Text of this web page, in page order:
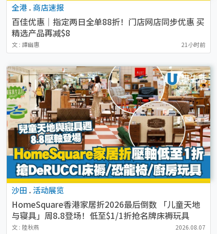
全港 . 商店速报
百佳优惠｜指定两日全单88折！门店网店同步优惠 买
精选产品再减$8
文 : 譚幽惠 21小时前
沙田 . 活动展览
HomeSquare香港家居折2026最后倒数 「儿童天地
与寝具」周8.8登场！低至$1/1折抢名牌床褥玩具
文 : 陸秋燕 2026.08.07